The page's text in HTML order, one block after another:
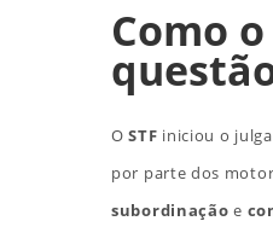
Como
OSTF iniciou o
por parte dos
subordinação e